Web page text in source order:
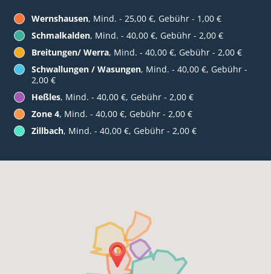
Wernshausen, Mind. - 25,00 €, Gebühr - 1,00 €
Schmalkalden, Mind. - 40,00 €, Gebühr - 2,00 €
Breitungen/ Werra, Mind. - 40,00 €, Gebühr - 2,00 €
Schwallungen / Wasungen, Mind. - 40,00 €, Gebühr -
2,00 €
Heßles, Mind. - 40,00 €, Gebühr - 2,00 €
Zone 4, Mind. - 40,00 €, Gebühr - 2,00 €
Zillbach, Mind. - 40,00 €, Gebühr - 2,00 €